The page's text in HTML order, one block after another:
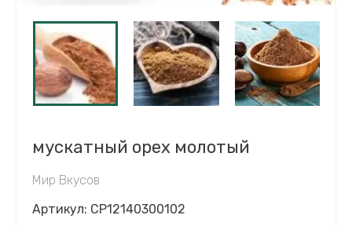
мускатный орех молотый
Мир Вкусов
Артикул: CP12140300102